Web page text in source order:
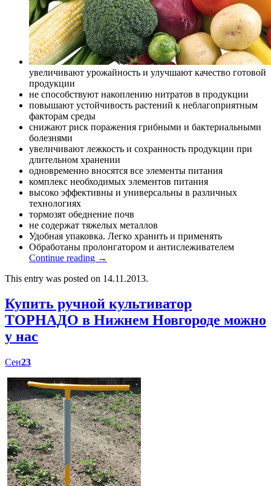
увеличивают урожайность и улучшают качество готовой
продукции
не способствуют накоплению нитратов в продукции
повышают устойчивость растений к неблагоприятным
факторам среды
снижают риск поражения грибными и бактериальными
болезнями
увеличивают лежкость и сохранность продукции при
длительном хранении
одновременно вносятся все элементы питания
комплекс необходимых элементов питания
высоко эффективны и универсальны в различных
технологиях
тормозят обеднение почв
не содержат тяжелых металлов
Удобная упаковка. Легко хранить и применять
Обработаны пролонгатором и антислеживателем
Continue reading →
This entry was posted on 14.11.2013.
Купить ручной культиватор
ТОРНАДО в Нижнем Новгороде можно
у нас
Сен23